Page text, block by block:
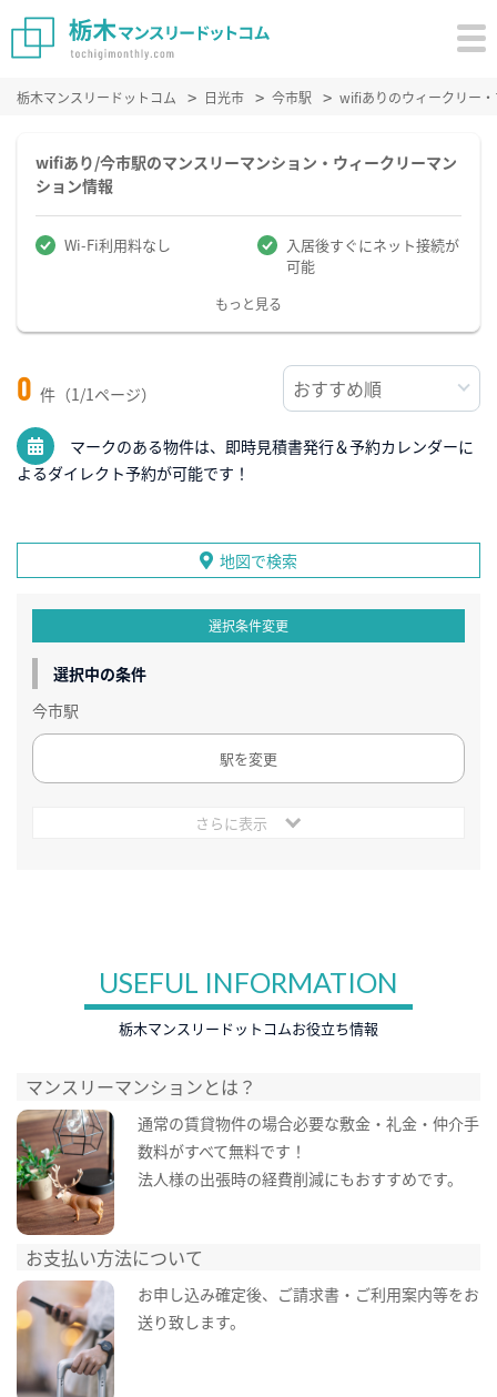
栃木マンスリードットコム 日光市 今市駅 wifiありのウィークリー
wifiあり/今市駅のマンスリーマンション・ウィークリーマン
ション情報
Wi-Fi利用料なし
入居後すぐにネット接続が
可能
もっと見る
0 件（1/1ページ）
マークのある物件は、即時見積書発行＆予約カレンダーに
よるダイレクト予約が可能です！
地図で検索
選択条件変更
選択中の条件
今市駅
駅を変更
さらに表示
USEFUL INFORMATION
栃木マンスリードットコムお役立ち情報
マンスリーマンションとは？
通常の賃貸物件の場合必要な敷金・礼金・仲介手
数料がすべて無料です！
法人様の出張時の経費削減にもおすすめです。
お支払い方法について
お申し込み確定後、ご請求書・ご利用案内等をお
送り致します。